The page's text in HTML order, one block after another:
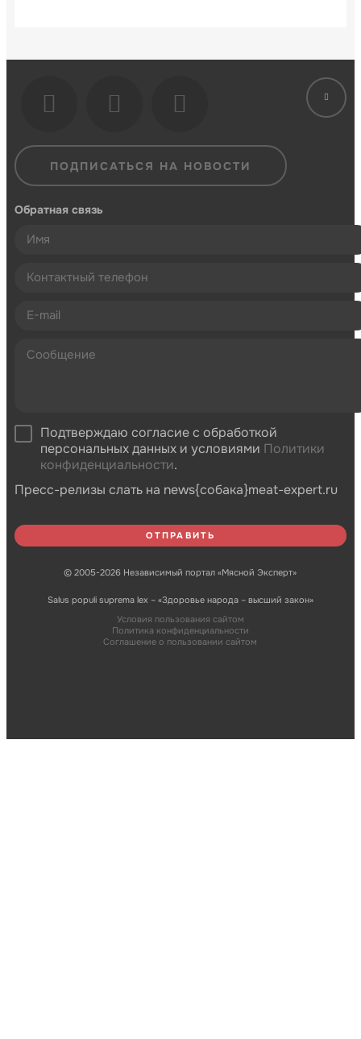
ПОДПИСАТЬСЯ НА НОВОСТИ
Обратная связь
Подтверждаю согласие с обработкой
персональных данных и условиями Политики
конфиденциальности.
Пресс-релизы слать на news{собака}meat-expert.ru
© 2005-2026 Независимый портал «Мясной Эксперт»
Salus populi suprema lex – «Здоровье народа – высший закон»
Условия пользования сайтом
Политика конфиденциальности
Соглашение о пользовании сайтом